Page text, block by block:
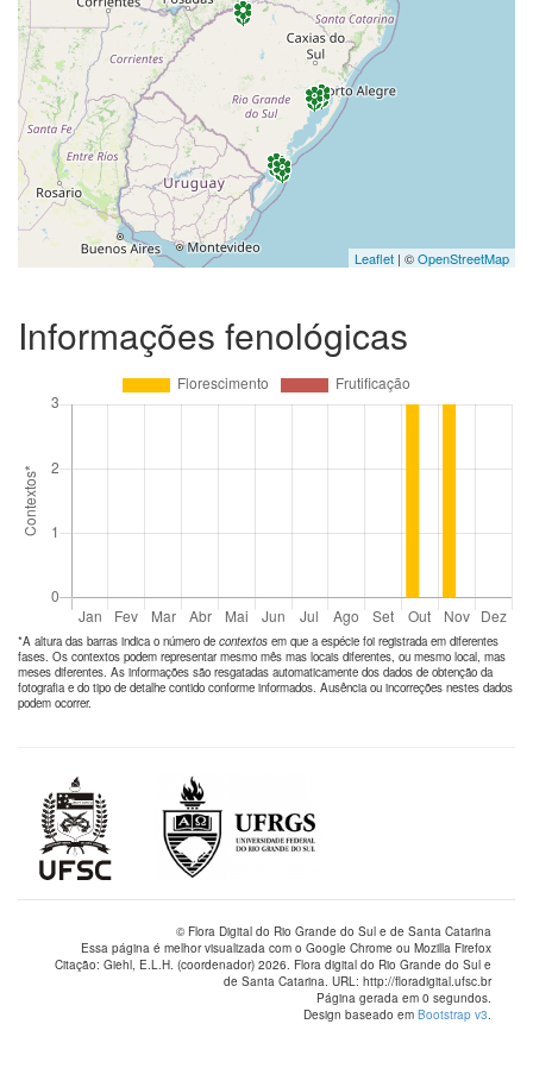
Leaflet | ©OpenStreetMap
Informações fenológicas
*A altura das barras indica o número de contextos em que a espécie foi registrada em diferentes
fases. Os contextos podem representar mesmo mês mas locais diferentes, ou mesmo local, mas
meses diferentes. As informações são resgatadas automaticamente dos dados de obtenção da
fotografia e do tipo de detalhe contido conforme informados. Ausência ou incorreções nestes dados
podem ocorrer.
© Flora Digital do Rio Grande do Sul e de Santa Catarina
Essa página é melhor visualizada com o Google Chrome ou Mozilla Firefox
Citação: Giehl, E.L.H. (coordenador) 2026. Flora digital do Rio Grande do Sul e
de Santa Catarina. URL: http://floradigital.ufsc.br
Página gerada em 0 segundos.
Design baseado em Bootstrap v3